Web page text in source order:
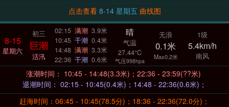
点击查看
8-14 星期五 曲线图
8-15
星期六
初三
巨潮
活汛
02:15 满潮 3.9米
10:45 干潮 0.4米
14:48 满潮 3.3米
22:36 干潮 0.6米
晴
气温
27.44°C
气压998hpa
无浪
0.1米
Max0.2米
1级
5.4km/h
南风
涨潮时间： 10:45 - 14:48(3.3米)；22:36 - 23:59(??米)
退潮时间： 02:15 - 10:45(0.4米)；14:48 - 22:36(0.6米)；
赶海时间：06:45 - 10:45(78.5分)；18:36 - 22:36(72.0分)；